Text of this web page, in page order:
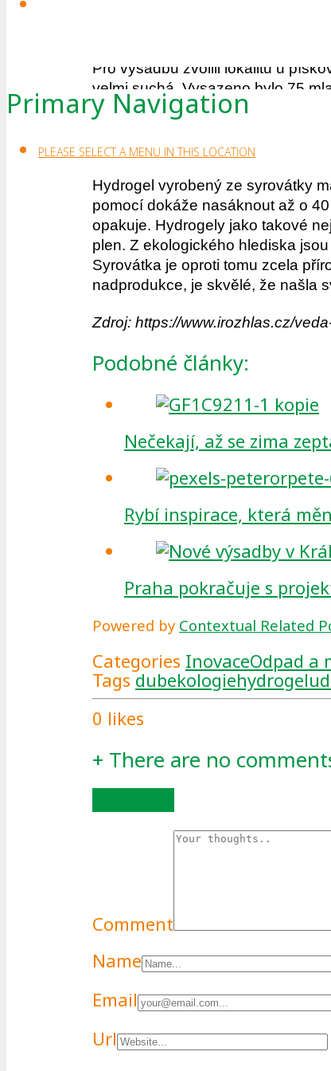
Primary Navigation
PLEASE SELECT A MENU IN THIS LOCATION
přírodního materiálu – syrovátky.
Zmínění vědci do suché půdy
Pro výsadbu zvolili lokalitu u
velmi suchá. Vysazeno bylo 75
bez něj. Po dvou měsících se
které spolu s ním byly vysazeny,
zaschlo.
Hydrogel vyrobený ze syrovátky
pomocí dokáže nasáknout až o
opakuje. Hydrogely jako takové
plen. Z ekologického hlediska
Syrovátka je oproti tomu zcela
nadprodukce, je skvělé, že našla
Zdroj: https://www.irozhlas.cz/
Podobné články:
Nečekají, až se zima
Rybí inspirace, která
Praha pokračuje s
Powered by Contextual Related
Categories InovaceOdpad a
Tags dubekologiehydrogel
0 likes
+ There are no
Comment
Name
Email
Url